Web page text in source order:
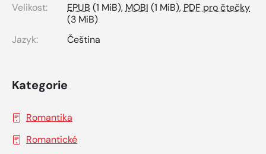
Velikost:
EPUB (1 MiB), MOBI (1 MiB), PDF pro čtečky
(3 MiB)
Jazyk:
Čeština
Kategorie
Romantika
Romantické